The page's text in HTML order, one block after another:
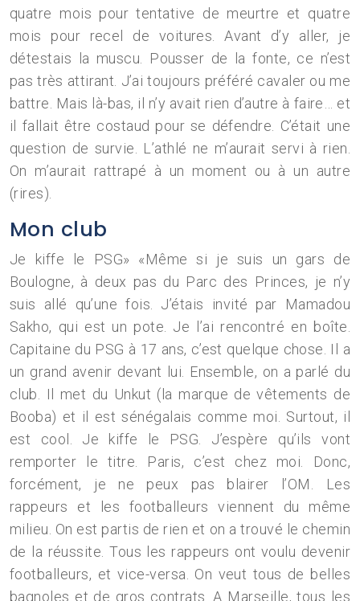
quatre mois pour tentative de meurtre et quatre
mois pour recel de voitures. Avant d’y aller, je
détestais la muscu. Pousser de la fonte, ce n’est
pas très attirant. J’ai toujours préféré cavaler ou me
battre. Mais là-bas, il n’y avait rien d’autre à faire… et
il fallait être costaud pour se défendre. C’était une
question de survie. L’athlé ne m’aurait servi à rien.
On m’aurait rattrapé à un moment ou à un autre
(rires).
Mon club
Je kiffe le PSG» «Même si je suis un gars de
Boulogne, à deux pas du Parc des Princes, je n’y
suis allé qu’une fois. J’étais invité par Mamadou
Sakho, qui est un pote. Je l’ai rencontré en boîte.
Capitaine du PSG à 17 ans, c’est quelque chose. Il a
un grand avenir devant lui. Ensemble, on a parlé du
club. Il met du Unkut (la marque de vêtements de
Booba) et il est sénégalais comme moi. Surtout, il
est cool. Je kiffe le PSG. J’espère qu’ils vont
remporter le titre. Paris, c’est chez moi. Donc,
forcément, je ne peux pas blairer l’OM. Les
rappeurs et les footballeurs viennent du même
milieu. On est partis de rien et on a trouvé le chemin
de la réussite. Tous les rappeurs ont voulu devenir
footballeurs, et vice-versa. On veut tous de belles
bagnoles et de gros contrats. A Marseille, tous les